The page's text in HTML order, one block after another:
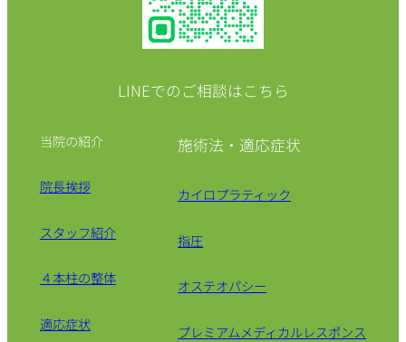
LINEでのご相談はこちら
当院の紹介
院長挨拶
スタッフ紹介
４本柱の整体
適応症状
施術法・適応症状
カイロプラティック
指圧
オステオパシー
プレミアムメディカルレスポンス